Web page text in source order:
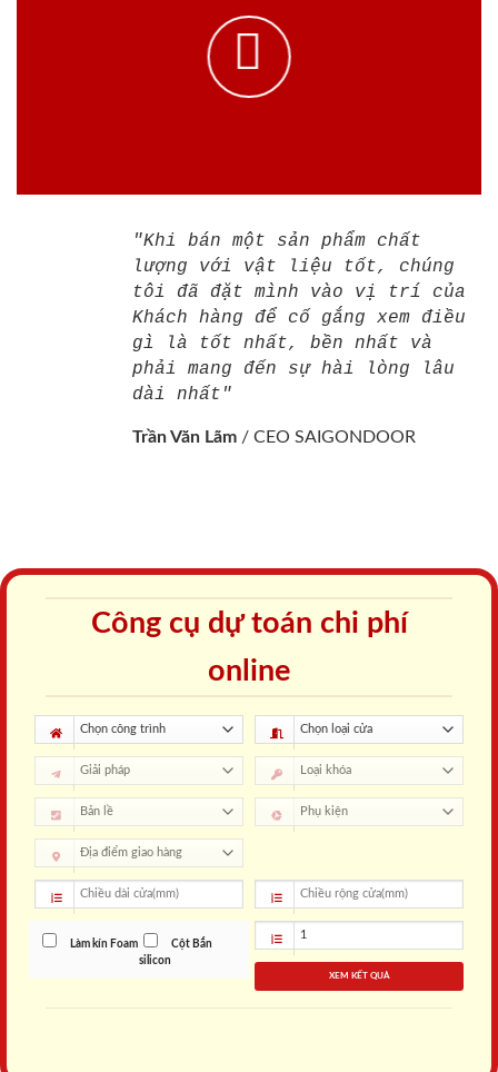
"Khi bán một sản phẩm chất
lượng với vật liệu tốt, chúng
tôi đã đặt mình vào vị trí của
Khách hàng để cố gắng xem điều
gì là tốt nhất, bền nhất và
phải mang đến sự hài lòng lâu
dài nhất"
Trần Văn Lãm / CEO SAIGONDOOR
Công cụ dự toán chi phí
online
Làm kín Foam
Cột Bắn
silicon
XEM KẾT QUẢ